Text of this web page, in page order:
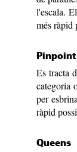
l'escala.
més ràpid
Pinpoint
Es tracta
categoria
per
ràpid
Queens